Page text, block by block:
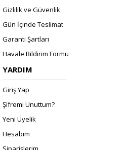
Gizlilik ve Güvenlik
Gün İçinde Teslimat
Garanti Şartları
Havale Bildirim Formu
YARDIM
Giriş Yap
Şifremi Unuttum?
Yeni Üyelik
Hesabım